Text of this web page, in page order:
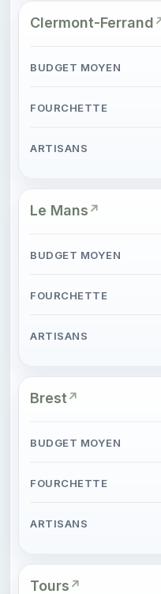
Clermont-Ferrand
Le Mans
Brest
Tours